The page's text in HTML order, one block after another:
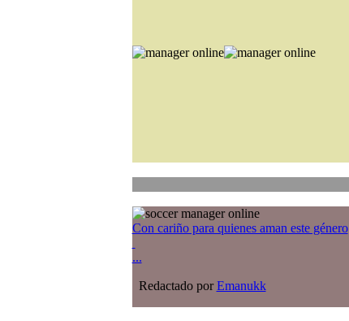
Con cariño para quienes aman este género
...
Redactado porEmanukk